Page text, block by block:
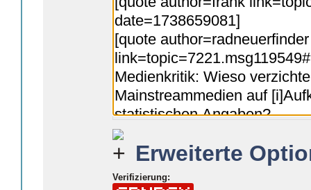
Erweiterte
Verifizierung: